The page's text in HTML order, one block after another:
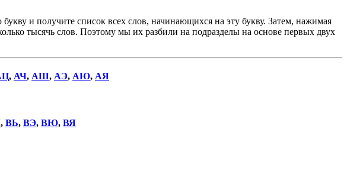
и получите список всех слов, начинающихся на эту букву. Затем, нажимая
тысячь слов. Поэтому мы их разбили на подразделы на основе первых двух
, АЧ, АШ, АЭ, АЮ, АЯ
, ВЬ, ВЭ, ВЮ, ВЯ